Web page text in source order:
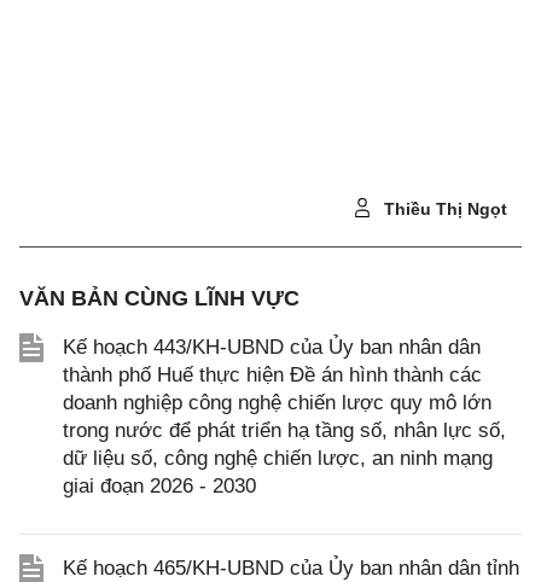
Thiều Thị Ngọt
VĂN BẢN CÙNG LĨNH VỰC
Kế hoạch 443/KH-UBND của Ủy ban nhân dân
thành phố Huế thực hiện Đề án hình thành các
doanh nghiệp công nghệ chiến lược quy mô lớn
trong nước để phát triển hạ tầng số, nhân lực số,
dữ liệu số, công nghệ chiến lược, an ninh mạng
giai đoạn 2026 - 2030
Kế hoạch 465/KH-UBND của Ủy ban nhân dân tỉnh